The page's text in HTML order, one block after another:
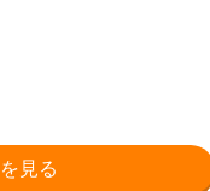
見る